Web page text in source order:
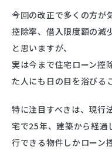
今回の改正で多くの方が
控除率、借入限度額の減
と思いますが、
実は今まで住宅ローン控
た人にも日の目を浴びる
特に注目すべきは、現行
宅で25年、建築から経過
行できる物件しかローン